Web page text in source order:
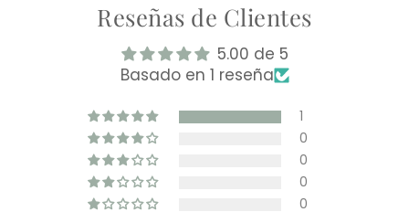
Reseñas de Clientes
5.00 de 5
Basado en 1 reseña
1
0
0
0
0